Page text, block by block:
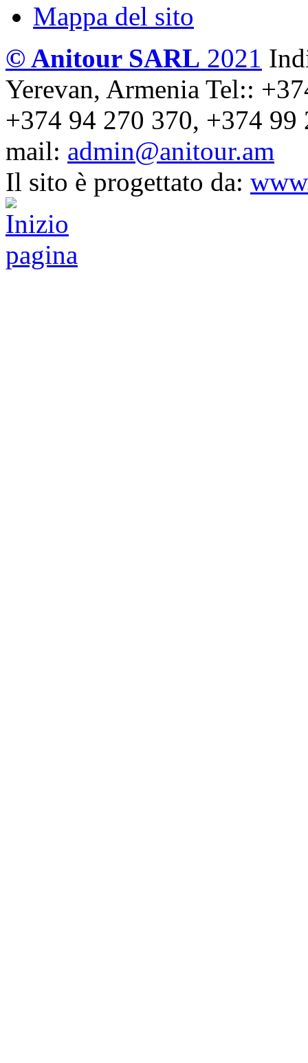
Mappa del sito
© Anitour SARL 2021
Yerevan, Armenia Tel::
+374 94 270 370, +374
mail: admin@anitour.am
Il sito è progettato da: